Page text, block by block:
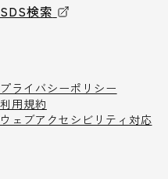
SDS検索
プライバシーポリシー
利用規約
ウェブアクセシビリティ対応